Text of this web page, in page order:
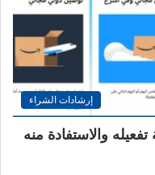
إرشادات الشراء
والاستفادة منه